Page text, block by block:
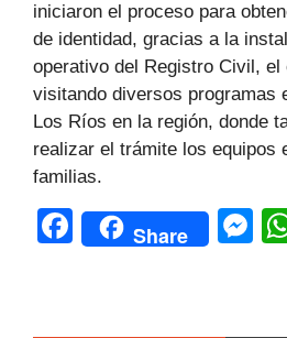
iniciaron el proceso para
de identidad, gracias a la
operativo del Registro Civil, el
visitando diversos programas
Los Ríos en la región, donde
realizar el trámite los equipos
familias.
F
a
Share
M